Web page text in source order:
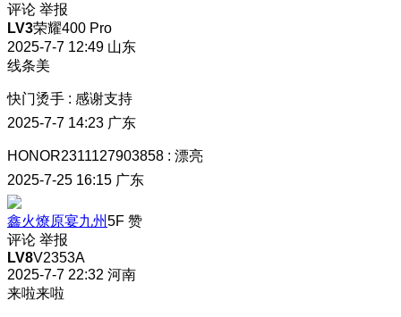
评论 举报
LV3荣耀400 Pro
2025-7-7 12:49 山东
线条美
快门烫手 : 感谢支持
2025-7-7 14:23 广东
HONOR2311127903858 : 漂亮
2025-7-25 16:15 广东
鑫火燎原宴九州5F 赞
评论 举报
LV8V2353A
2025-7-7 22:32 河南
来啦来啦